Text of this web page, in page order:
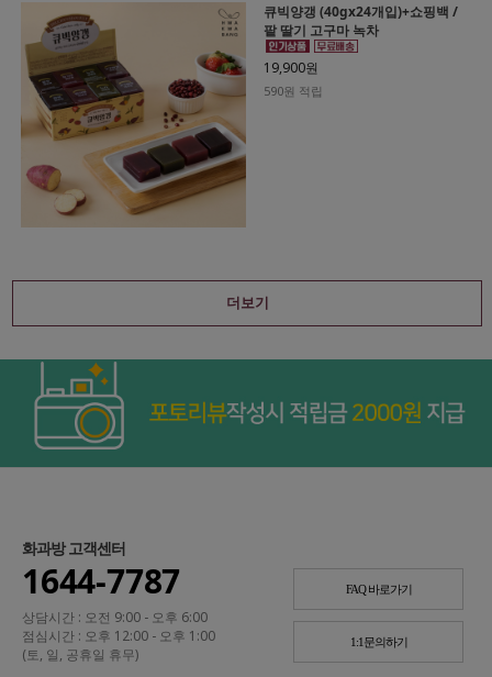
큐빅양갱 (40gx24개입)+쇼핑백 /
팥 딸기 고구마 녹차
19,900원
590원 적립
더보기
화과방 고객센터
1644-7787
상담시간 : 오전 9:00 - 오후 6:00
점심시간 : 오후 12:00 - 오후 1:00
(토, 일, 공휴일 휴무)
FAQ 바로가기
1:1문의하기